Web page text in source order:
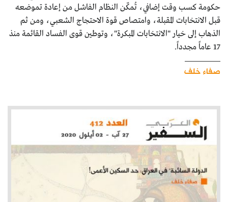
حكومة كسب وقت إضافي، تُمكّن النظام الفاشل من إعادة تموضعه
قبل الانتخابات المقبلة، وامتصاص قوة الاحتجاج الشعبي، ومن ثم
الذهاب إلى خيار "الانتخابات المبكرة"، وتوطين قوى الفساد القائمة منذ
17 عاماً مجدداً.
صفاء خلف